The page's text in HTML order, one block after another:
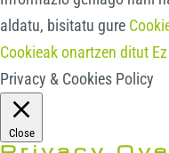
aldatu, bisitatu gure
Cookieak onartzen ditut
Privacy & Cookies Policy
Close